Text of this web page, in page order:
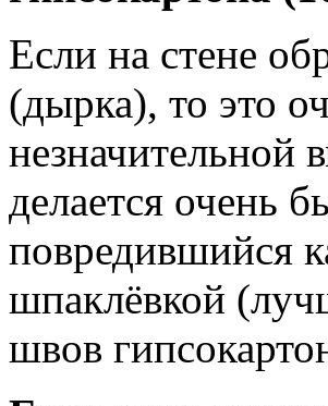
Если на стене
(дырка), то это
незначительной
делается очень
повредившийся
шпаклёвкой
швов